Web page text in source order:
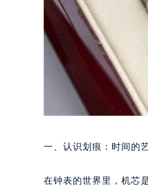
一、认识划痕：时间的
在钟表的世界里，机芯